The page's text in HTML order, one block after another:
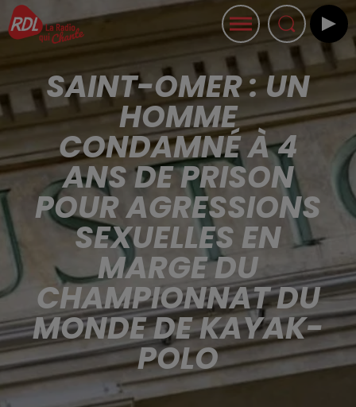
SAINT-OMER : UN
HOMME
CONDAMNÉ À 4
ANS DE PRISON
POUR AGRESSIONS
SEXUELLES EN
MARGE DU
CHAMPIONNAT DU
MONDE DE KAYAK-
POLO